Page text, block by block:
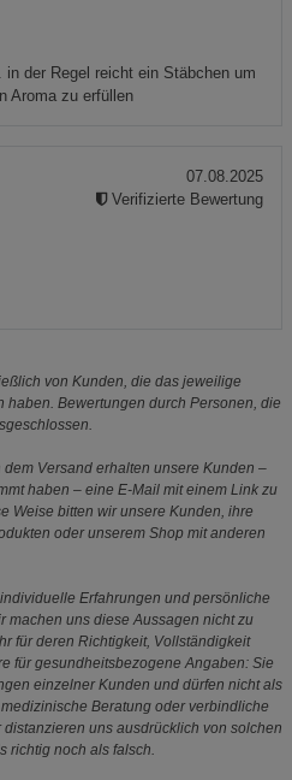
der Regel reicht ein Stäbchen um
Aroma zu erfüllen
07.08.2025
Verifizierte Bewertung
von Kunden, die das jeweilige
haben. Bewertungen durch Personen, die
Versand erhalten unsere Kunden –
haben – eine E-Mail mit einem Link zu
Weise bitten wir unsere Kunden, ihre
oder unserem Shop mit anderen
Erfahrungen und persönliche
machen uns diese Aussagen nicht zu
für deren Richtigkeit, Vollständigkeit
für gesundheitsbezogene Angaben: Sie
einzelner Kunden und dürfen nicht als
Beratung oder verbindliche
uns ausdrücklich von solchen
richtig noch als falsch.